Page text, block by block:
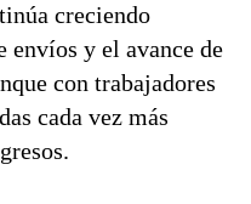
creciendo
envíos y el avance de
con trabajadores
cada vez más